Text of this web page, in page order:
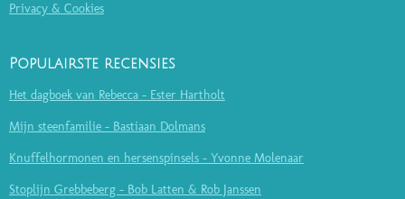
Privacy & Cookies
Populairste recensies
Het dagboek van Rebecca - Ester Hartholt
Mijn steenfamilie - Bastiaan Dolmans
Knuffelhormonen en hersenspinsels - Yvonne Molenaar
Stoplijn Grebbeberg - Bob Latten & Rob Janssen